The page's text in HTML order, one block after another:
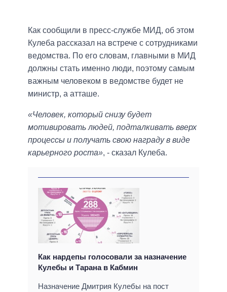
Как сообщили в пресс-службе МИД, об этом
Кулеба рассказал на встрече с сотрудниками
ведомства. По его словам, главными в МИД
должны стать именно люди, поэтому самым
важным человеком в ведомстве будет не
министр, а атташе.
«Человек, который снизу будет
мотивировать людей, подталкивать вверх
процессы и получать свою награду в виде
карьерного роста», - сказал Кулеба.
Как нардепы голосовали за назначение
Кулебы и Тарана в Кабмин
Назначение Дмитрия Кулебы на пост